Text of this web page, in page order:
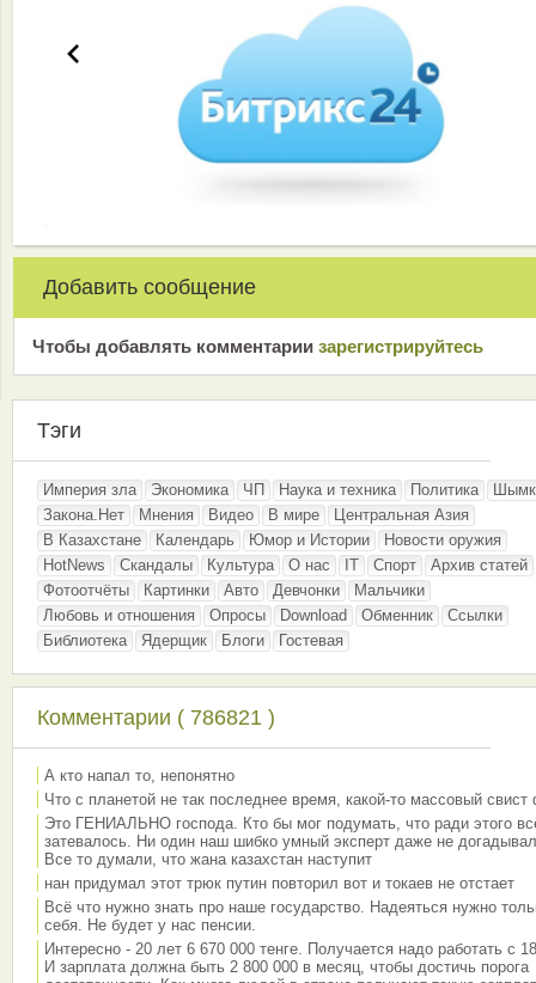
Добавить сообщение
Чтобы добавлять комментарии зарeгиcтрирyйтeсь
Тэги
Империя зла Экономика ЧП Наука и техника Политика
Закона.Нет
Мнения Видео В мире
Центральная Азия
В Казахстане
Календарь Юмор и Истории
Новости оружия
HotNews
Скандалы Культура О нас IT Спорт
Архив статей
Фотоотчёты
Картинки Авто Девчонки
Мальчики
Любовь и отношения
Опросы Download Обменник
Ссылки
Библиотека
Ядерщик Блоги Гостевая
Комментарии ( 786821 )
А кто напал то, непонятно
Что с планетой не так последнее время, какой-то массовый свист
Это ГЕНИАЛЬНО господа. Кто бы мог подумать, что ради этого
затевалось. Ни один наш шибко умный эксперт даже не
Все то думали, что жана казахстан наступит
нан придумал этот трюк путин повторил вот и токаев не отстает
Всё что нужно знать про наше государство. Надеяться нужно
себя. Не будет у нас пенсии.
Интересно - 20 лет 6 670 000 тенге. Получается надо работать с
И зарплата должна быть 2 800 000 в месяц, чтобы достичь порога